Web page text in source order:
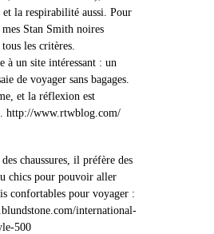
et la respirabilité aussi. Pour
Stan Smith noires
les critères.
à un site intéressant : un
de voyager sans bagages.
et la réflexion est
http://www.rtwblog.com/
chaussures, il préfère des
chics pour pouvoir aller
confortables pour voyager :
international-
500